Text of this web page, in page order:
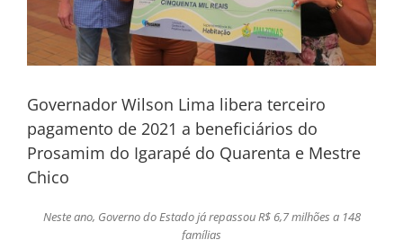
Governador Wilson Lima libera terceiro
pagamento de 2021 a beneficiários do
Prosamim do Igarapé do Quarenta e Mestre
Chico
Neste ano, Governo do Estado já repassou R$ 6,7 milhões a 148
famílias